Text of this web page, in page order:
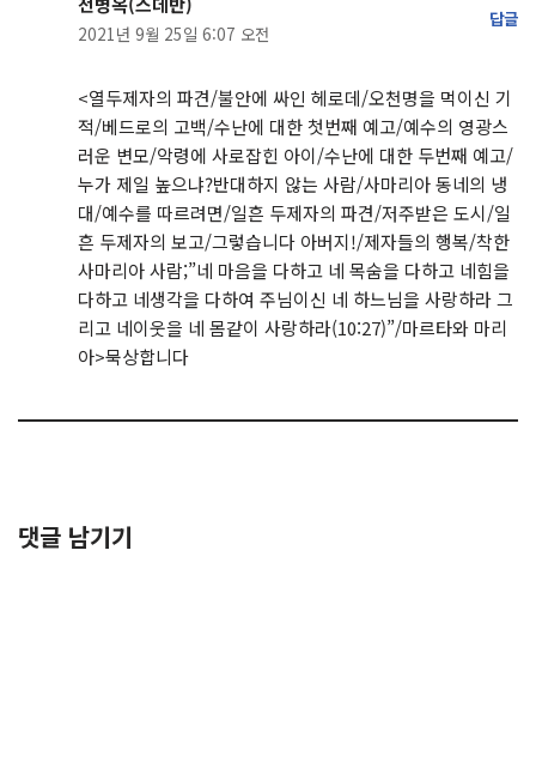
2021년 9월 25일 6:07 오전
답글
<열두제자의 파견/불안에 싸인 헤로데/오천명을 먹이신 기
적/베드로의 고백/수난에 대한 첫번째 예고/예수의 영광스
러운 변모/악령에 사로잡힌 아이/수난에 대한 두번째 예고/
누가 제일 높으냐?반대하지 않는 사람/사마리아 동네의 냉
대/예수를 따르려면/일흔 두제자의 파견/저주받은 도시/일
흔 두제자의 보고/그렇습니다 아버지!/제자들의 행복/착한
사마리아 사람;”네 마음을 다하고 네 목숨을 다하고 네힘을
다하고 네생각을 다하여 주님이신 네 하느님을 사랑하라 그
리고 네이웃을 네 몸같이 사랑하라(10:27)”/마르타와 마리
아>묵상합니다
댓글 남기기